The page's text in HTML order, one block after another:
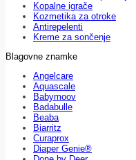
Kopalne igrače
Kozmetika za otroke
Antirepelenti
Kreme za sončenje
Blagovne znamke
Angelcare
Aquascale
Babymoov
Badabulle
Beaba
Biarritz
Curaprox
Diaper Genie®